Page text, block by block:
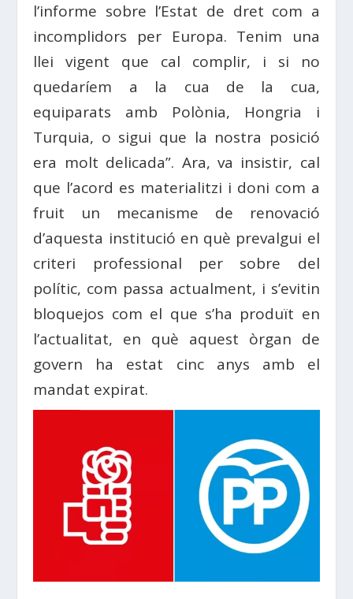
l’informe sobre l’Estat de dret com a
incomplidors per Europa. Tenim una
llei vigent que cal complir, i si no
quedaríem a la cua de la cua,
equiparats amb Polònia, Hongria i
Turquia, o sigui que la nostra posició
era molt delicada”. Ara, va insistir, cal
que l’acord es materialitzi i doni com a
fruit un mecanisme de renovació
d’aquesta institució en què prevalgui el
criteri professional per sobre del
polític, com passa actualment, i s’evitin
bloquejos com el que s’ha produït en
l’actualitat, en què aquest òrgan de
govern ha estat cinc anys amb el
mandat expirat.